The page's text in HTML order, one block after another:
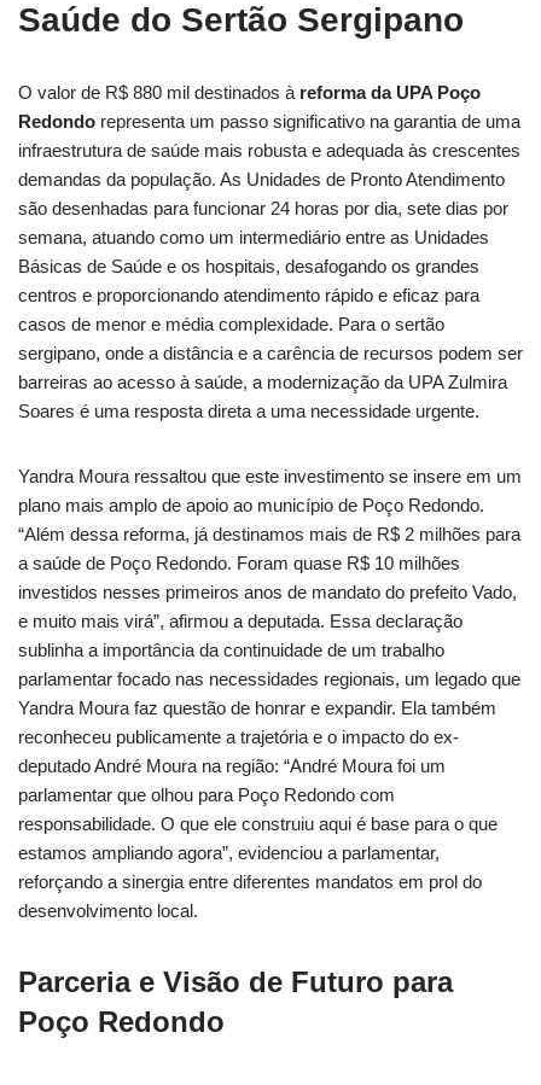
Saúde do Sertão Sergipano
O valor de R$ 880 mil destinados à reforma da UPA Poço
Redondo representa um passo significativo na garantia de uma
infraestrutura de saúde mais robusta e adequada às crescentes
demandas da população. As Unidades de Pronto Atendimento
são desenhadas para funcionar 24 horas por dia, sete dias por
semana, atuando como um intermediário entre as Unidades
Básicas de Saúde e os hospitais, desafogando os grandes
centros e proporcionando atendimento rápido e eficaz para
casos de menor e média complexidade. Para o sertão
sergipano, onde a distância e a carência de recursos podem ser
barreiras ao acesso à saúde, a modernização da UPA Zulmira
Soares é uma resposta direta a uma necessidade urgente.
Yandra Moura ressaltou que este investimento se insere em um
plano mais amplo de apoio ao município de Poço Redondo.
“Além dessa reforma, já destinamos mais de R$ 2 milhões para
a saúde de Poço Redondo. Foram quase R$ 10 milhões
investidos nesses primeiros anos de mandato do prefeito Vado,
e muito mais virá”, afirmou a deputada. Essa declaração
sublinha a importância da continuidade de um trabalho
parlamentar focado nas necessidades regionais, um legado que
Yandra Moura faz questão de honrar e expandir. Ela também
reconheceu publicamente a trajetória e o impacto do ex-
deputado André Moura na região: “André Moura foi um
parlamentar que olhou para Poço Redondo com
responsabilidade. O que ele construiu aqui é base para o que
estamos ampliando agora”, evidenciou a parlamentar,
reforçando a sinergia entre diferentes mandatos em prol do
desenvolvimento local.
Parceria e Visão de Futuro para
Poço Redondo